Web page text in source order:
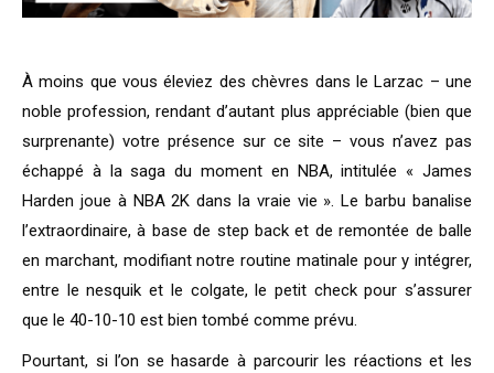
À moins que vous éleviez des chèvres dans le Larzac – une
noble profession, rendant d’autant plus appréciable (bien que
surprenante) votre présence sur ce site – vous n’avez pas
échappé à la saga du moment en NBA, intitulée « James
Harden joue à NBA 2K dans la vraie vie ». Le barbu banalise
l’extraordinaire, à base de step back et de remontée de balle
en marchant, modifiant notre routine matinale pour y intégrer,
entre le nesquik et le colgate, le petit check pour s’assurer
que le 40-10-10 est bien tombé comme prévu.
Pourtant, si l’on se hasarde à parcourir les réactions et les